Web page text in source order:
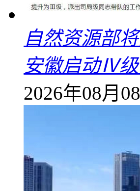
自然资源部
安徽启动Ⅳ
2026年08月